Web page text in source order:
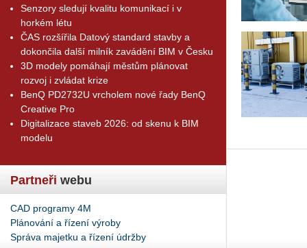
Senzory sledují kvalitu komunikací i v
horkém létu
ČAS rozšířila Datový standard stavby a
dokončila další milník zavádění BIM v Česku
3D modely pomáhají městům plánovat
rozvoj i zvládat krize
BenQ PD2732U vrcholem nové řady BenQ
Creative Pro
Digitalizace staveb 2026: od skenu k BIM
modelu
Partneři webu
CAD programy 4M
Plánování a řízení výroby
Správa majetku a řízení údržby